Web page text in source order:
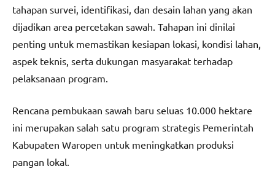
tahapan survei, identifikasi, dan desain lahan yang akan
dijadikan area percetakan sawah. Tahapan ini dinilai
penting untuk memastikan kesiapan lokasi, kondisi lahan,
aspek teknis, serta dukungan masyarakat terhadap
pelaksanaan program.
Rencana pembukaan sawah baru seluas 10.000 hektare
ini merupakan salah satu program strategis Pemerintah
Kabupaten Waropen untuk meningkatkan produksi
pangan lokal.